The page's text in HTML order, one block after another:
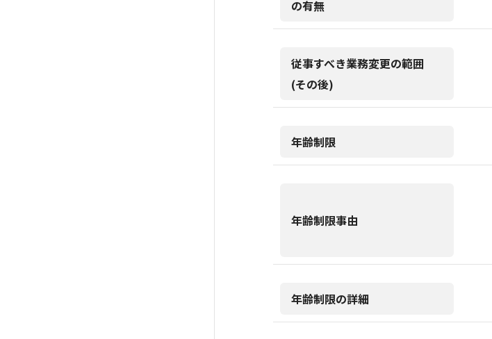
の有無
従事すべき業務変更の範囲
(その後)
年齢制限
年齢制限事由
年齢制限の詳細